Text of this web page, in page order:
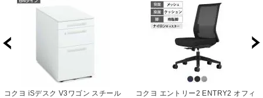
コクヨ iSデスク V3ワゴン スチール
コクヨ エントリー2 ENTRY2 オフィ